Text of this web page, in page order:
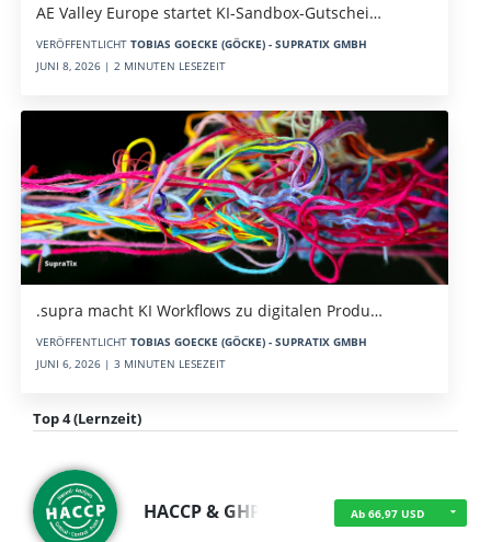
AE Valley Europe startet KI-Sandbox-Gutschei…
VERÖFFENTLICHT TOBIAS GOECKE (GÖCKE) - SUPRATIX GMBH
JUNI 8, 2026 | 2 MINUTEN LESEZEIT
.supra macht KI Workflows zu digitalen Produ…
VERÖFFENTLICHT TOBIAS GOECKE (GÖCKE) - SUPRATIX GMBH
JUNI 6, 2026 | 3 MINUTEN LESEZEIT
Top 4 (Lernzeit)
HACCP & GHP Ab 66,97 USD